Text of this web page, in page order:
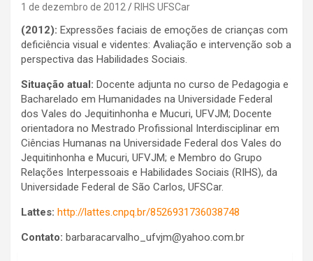
1 de dezembro de 2012 RIHS UFSCar
(2012): Expressões faciais de emoções de crianças com
deficiência visual e videntes: Avaliação e intervenção sob a
perspectiva das Habilidades Sociais.
Situação atual: Docente adjunta no curso de Pedagogia e
Bacharelado em Humanidades na Universidade Federal
dos Vales do Jequitinhonha e Mucuri, UFVJM; Docente
orientadora no Mestrado Profissional Interdisciplinar em
Ciências Humanas na Universidade Federal dos Vales do
Jequitinhonha e Mucuri, UFVJM; e Membro do Grupo
Relações Interpessoais e Habilidades Sociais (RIHS), da
Universidade Federal de São Carlos, UFSCar.
Lattes: http://lattes.cnpq.br/8526931736038748
Contato: barbaracarvalho_ufvjm@yahoo.com.br